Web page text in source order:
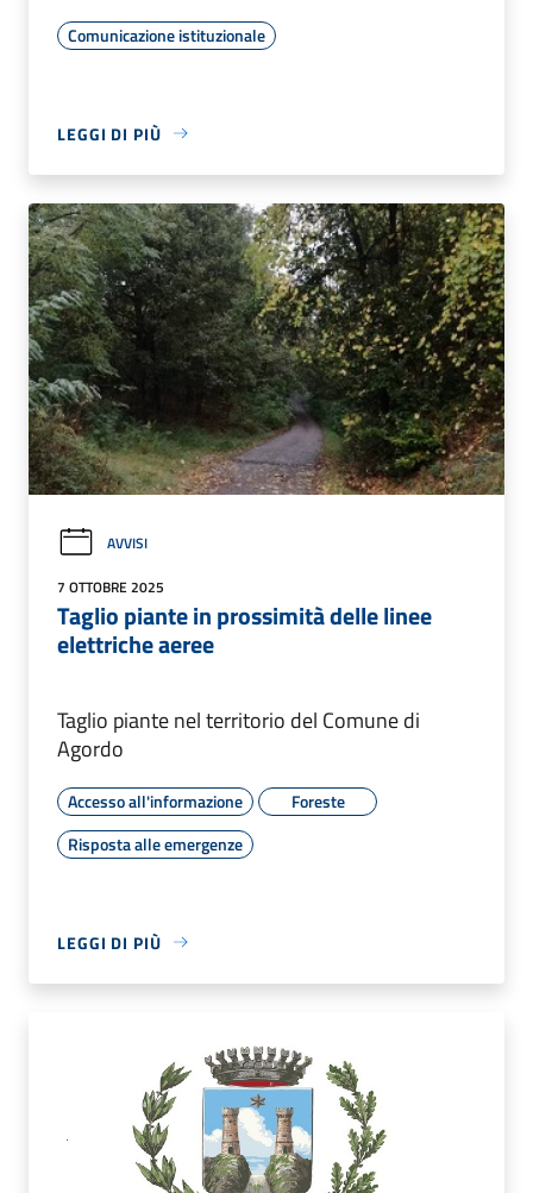
Comunicazione istituzionale
LEGGI DI PIÙ
AVVISI
7 OTTOBRE 2025
Taglio piante in prossimità delle linee
elettriche aeree
Taglio piante nel territorio del Comune di
Agordo
Accesso all'informazione
Foreste
Risposta alle emergenze
LEGGI DI PIÙ